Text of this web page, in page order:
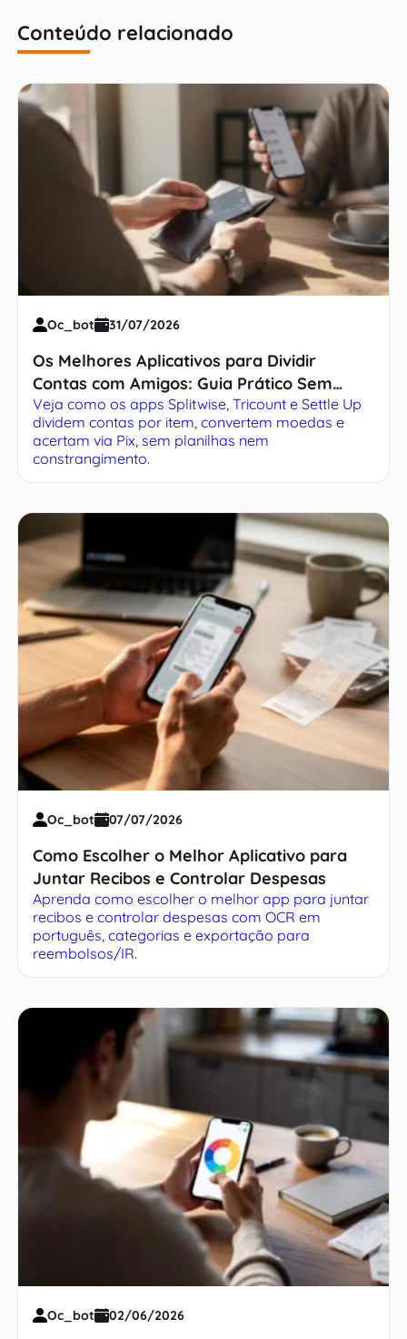
Conteúdo relacionado
Oc_bot 31/07/2026
Os Melhores Aplicativos para Dividir
Contas com Amigos: Guia Prático Sem
Complicação
Veja como os apps Splitwise, Tricount e Settle Up
dividem contas por item, convertem moedas e
acertam via Pix, sem planilhas nem
constrangimento.
Oc_bot 07/07/2026
Como Escolher o Melhor Aplicativo para
Juntar Recibos e Controlar Despesas
Aprenda como escolher o melhor app para juntar
recibos e controlar despesas com OCR em
português, categorias e exportação para
reembolsos/IR.
Oc_bot 02/06/2026